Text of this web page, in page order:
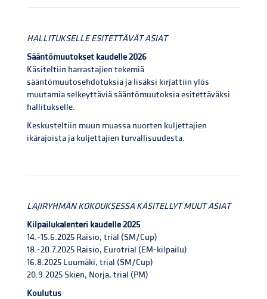
HALLITUKSELLE ESITETTÄVÄT ASIAT
Sääntömuutokset kaudelle 2026
Käsiteltiin harrastajien tekemiä
sääntömuutosehdotuksia ja lisäksi kirjattiin ylös
muutamia selkeyttäviä sääntömuutoksia esitettäväksi
hallitukselle.
Keskusteltiin muun muassa nuorten kuljettajien
ikärajoista ja kuljettajien turvallisuudesta.
LAJIRYHMÄN KOKOUKSESSA KÄSITELLYT MUUT ASIAT
Kilpailukalenteri kaudelle 2025
14.-15.6.2025 Raisio, trial (SM/Cup)
18.-20.7.2025 Raisio, Eurotrial (EM-kilpailu)
16.8.2025 Luumäki, trial (SM/Cup)
20.9.2025 Skien, Norja, trial (PM)
Koulutus